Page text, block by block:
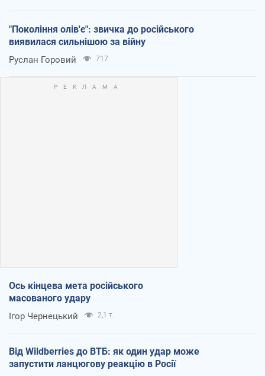
"Покоління олів'є": звичка до російського
виявилася сильнішою за війну
Руслан Горовий 717
Ось кінцева мета російського
масованого удару
Ігор Чернецький 2,1 т.
Від Wildberries до ВТБ: як один удар може
запустити ланцюгову реакцію в Росії